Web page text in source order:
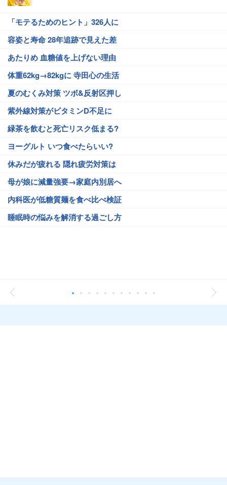
「モテるためのヒント」326人に
容姿と寿命 28年追跡で見えた差
あたりめ 血糖値を上げない理由
体重62kg→82kgに 寺田心の生活
夏のむくみ対策 ツボ&反射区押し
紫外線対策がビタミンD不足に
緑茶を飲むと死亡リスク低まる?
ヨーグルト いつ食べたらいい?
休みだが疲れる 隠れ疲労対策は
母が娘に減量強要→家庭内別居へ
内科医が低糖質麺を食べ比べ検証
睡眠時の悩みを解消する過ごし方